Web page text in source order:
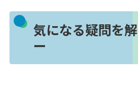
気になる疑問を
ー